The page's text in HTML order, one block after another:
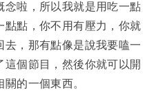
念啦，所以我就是用吃一點
點點，你不用有壓力，你就
，那有點像是說我要嗑一
個節目，然後你就可以開
的一個東西。